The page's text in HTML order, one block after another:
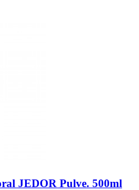
JEDOR Pulve. 500ml